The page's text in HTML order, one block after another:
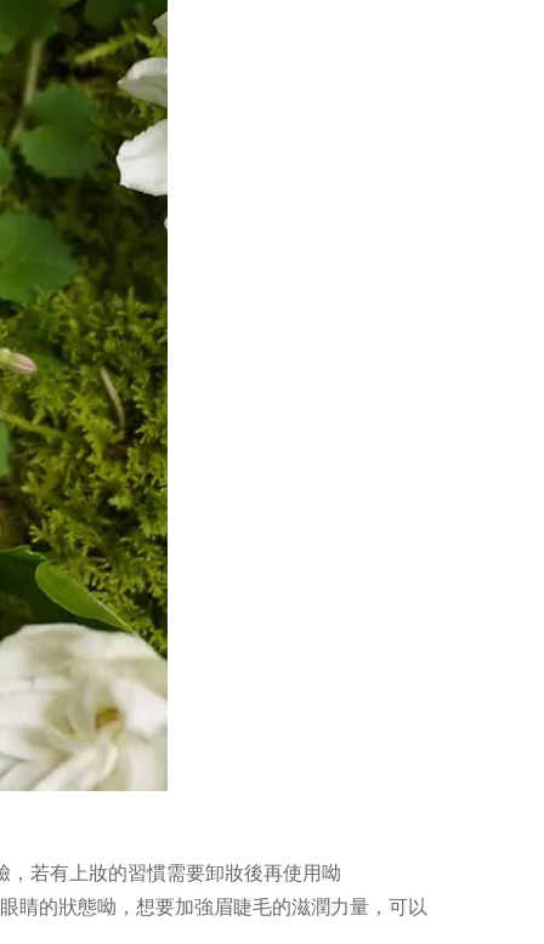
若有上妝的習慣需要卸妝後再使用呦
睛的狀態呦，想要加強眉睫毛的滋潤力量，可以